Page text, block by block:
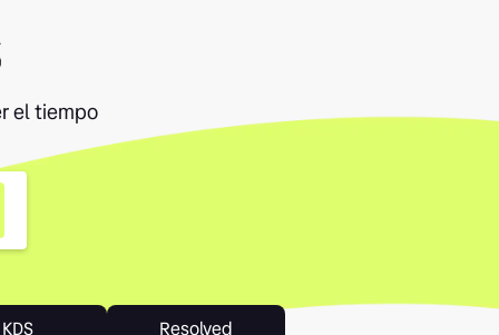
el tiempo
KDS Resolved